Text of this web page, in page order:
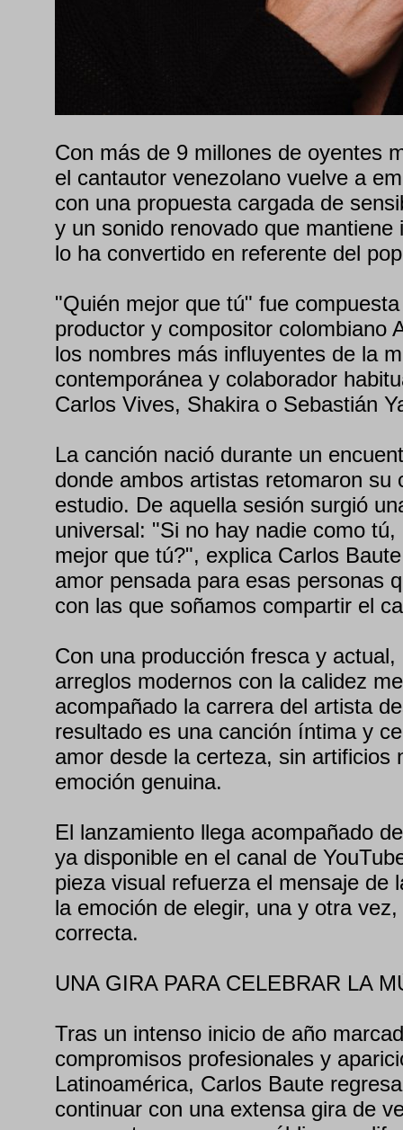
Con más de 9 millones de oyentes
el cantautor venezolano vuelve a
con una propuesta cargada de
y un sonido renovado que mantiene
lo ha convertido en referente del
"Quién mejor que tú" fue
productor y compositor colombiano
los nombres más influyentes de la
contemporánea y colaborador
Carlos Vives, Shakira o Sebastián
La canción nació durante un
donde ambos artistas retomaron su
estudio. De aquella sesión surgió
universal: "Si no hay nadie como
mejor que tú?", explica Carlos
amor pensada para esas personas
con las que soñamos compartir el
Con una producción fresca y
arreglos modernos con la calidez
acompañado la carrera del artista
resultado es una canción íntima y
amor desde la certeza, sin artificios
emoción genuina.
El lanzamiento llega acompañado
ya disponible en el canal de
pieza visual refuerza el mensaje de
la emoción de elegir, una y otra
correcta.
UNA GIRA PARA CELEBRAR LA
Tras un intenso inicio de año
compromisos profesionales y
Latinoamérica, Carlos Baute
continuar con una extensa gira de